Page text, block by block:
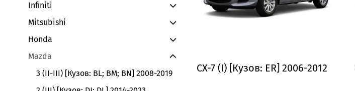
CX-7 (I) [Кузов: ER] 2006-2012
Infiniti
Mitsubishi
Honda
Mazda
3 (II-III) [Кузов: BL; BM; BN] 2008-2019